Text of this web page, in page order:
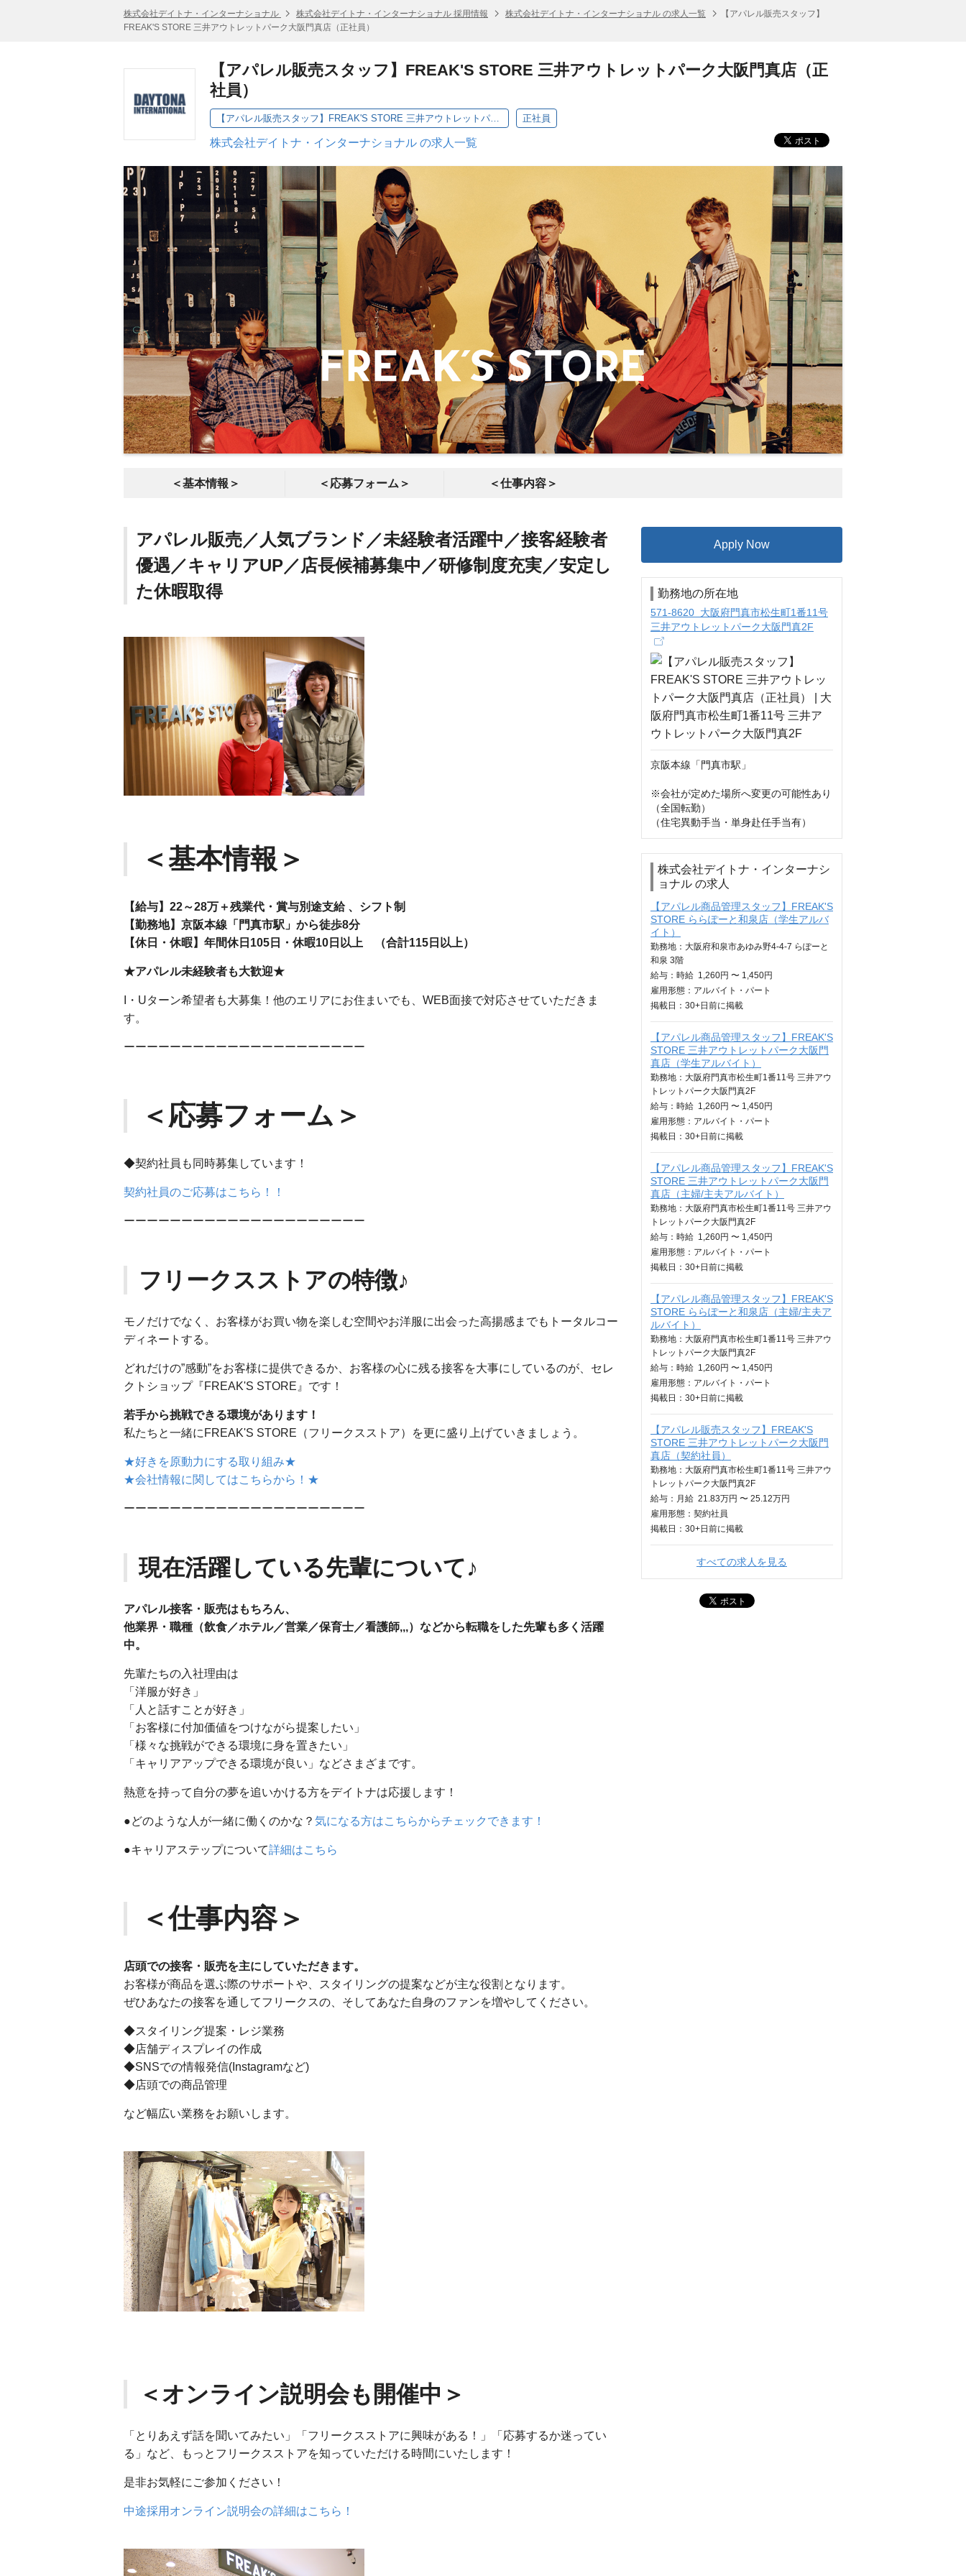
株式会社デイトナ・インターナショナル 株式会社デイトナ・インターナショナル 採用情報 株式会社デイトナ・インターナショナル の求人一覧
【アパレル販売スタッフ】
FREAK'S STORE 三井アウトレットパーク大阪門真店（正社員）
【アパレル販売スタッフ】FREAK'S STORE 三井アウトレットパーク大阪門真店（正
社員）
【アパレル販売スタッフ】FREAK'S STORE 三井アウトレットパーク大阪門真店（正社員） 正社員
株式会社デイトナ・インターナショナル の求人一覧
＜基本情報＞ ＜応募フォーム＞ ＜仕事内容＞
アパレル販売／人気ブランド／未経験者活躍中／接客経験者
優遇／キャリアUP／店長候補募集中／研修制度充実／安定し
た休暇取得
＜基本情報＞
【給与】22～28万＋残業代・賞与別途支給 、シフト制
【勤務地】京阪本線「門真市駅」から徒歩8分
【休日・休暇】年間休日105日・休暇10日以上 （合計115日以上）
★アパレル未経験者も大歓迎★
I・Uターン希望者も大募集！他のエリアにお住まいでも、WEB面接で対応させていただきま
す。
ーーーーーーーーーーーーーーーーーーーーー
＜応募フォーム＞
◆契約社員も同時募集しています！
契約社員のご応募はこちら！！
ーーーーーーーーーーーーーーーーーーーーー
フリークスストアの特徴♪
モノだけでなく、お客様がお買い物を楽しむ空間やお洋服に出会った高揚感までもトータルコー
ディネートする。
どれだけの”感動”をお客様に提供できるか、お客様の心に残る接客を大事にしているのが、セレ
クトショップ『FREAK'S STORE』です！
若手から挑戦できる環境があります！
私たちと一緒にFREAK'S STORE（フリークスストア）を更に盛り上げていきましょう。
★好きを原動力にする取り組み★
★会社情報に関してはこちらから！★
ーーーーーーーーーーーーーーーーーーーーー
現在活躍している先輩について♪
アパレル接客・販売はもちろん、
他業界・職種（飲食／ホテル／営業／保育士／看護師,,,）などから転職をした先輩も多く活躍
中。
先輩たちの入社理由は
「洋服が好き」
「人と話すことが好き」
「お客様に付加価値をつけながら提案したい」
「様々な挑戦ができる環境に身を置きたい」
「キャリアアップできる環境が良い」などさまざまです。
熱意を持って自分の夢を追いかける方をデイトナは応援します！
●どのような人が一緒に働くのかな？ 気になる方はこちらからチェックできます！
●キャリアステップについて詳細はこちら
＜仕事内容＞
店頭での接客・販売を主にしていただきます。
お客様が商品を選ぶ際のサポートや、スタイリングの提案などが主な役割となります。
ぜひあなたの接客を通してフリークスの、そしてあなた自身のファンを増やしてください。
◆スタイリング提案・レジ業務
◆店舗ディスプレイの作成
◆SNSでの情報発信(Instagramなど)
◆店頭での商品管理
など幅広い業務をお願いします。
＜オンライン説明会も開催中＞
「とりあえず話を聞いてみたい」「フリークスストアに興味がある！」「応募するか迷ってい
る」など、もっとフリークスストアを知っていただける時間にいたします！
是非お気軽にご参加ください！
中途採用オンライン説明会の詳細はこちら！
Apply Now
勤務地の所在地
571-8620 大阪府門真市松生町1番11号
三井アウトレットパーク大阪門真2F
京阪本線「門真市駅」
※会社が定めた場所へ変更の可能性あり
（全国転勤）
（住宅異動手当・単身赴任手当有）
株式会社デイトナ・インターナシ
ョナル の求人
【アパレル商品管理スタッフ】FREAK'S
STORE ららぽーと和泉店（学生アルバ
イト）
勤務地：大阪府和泉市あゆみ野4-4-7 らぽーと
和泉 3階
給与： 時給 1,260円 〜 1,450円
雇用形態：アルバイト・パート
掲載日： 30+日 前に掲載
【アパレル商品管理スタッフ】FREAK'S
STORE 三井アウトレットパーク大阪門
真店（学生アルバイト）
勤務地：大阪府門真市松生町1番11号 三井アウ
トレットパーク大阪門真2F
給与： 時給 1,260円 〜 1,450円
雇用形態：アルバイト・パート
掲載日： 30+日 前に掲載
【アパレル商品管理スタッフ】FREAK'S
STORE 三井アウトレットパーク大阪門
真店（主婦/主夫アルバイト）
勤務地：大阪府門真市松生町1番11号 三井アウ
トレットパーク大阪門真2F
給与： 時給 1,260円 〜 1,450円
雇用形態：アルバイト・パート
掲載日： 30+日 前に掲載
【アパレル商品管理スタッフ】FREAK'S
STORE ららぽーと和泉店（主婦/主夫ア
ルバイト）
勤務地：大阪府門真市松生町1番11号 三井アウ
トレットパーク大阪門真2F
給与： 時給 1,260円 〜 1,450円
雇用形態：アルバイト・パート
掲載日： 30+日 前に掲載
【アパレル販売スタッフ】FREAK'S
STORE 三井アウトレットパーク大阪門
真店（契約社員）
勤務地：大阪府門真市松生町1番11号 三井アウ
トレットパーク大阪門真2F
給与： 月給 21.83万円 〜 25.12万円
雇用形態：契約社員
掲載日： 30+日 前に掲載
すべての求人を見る